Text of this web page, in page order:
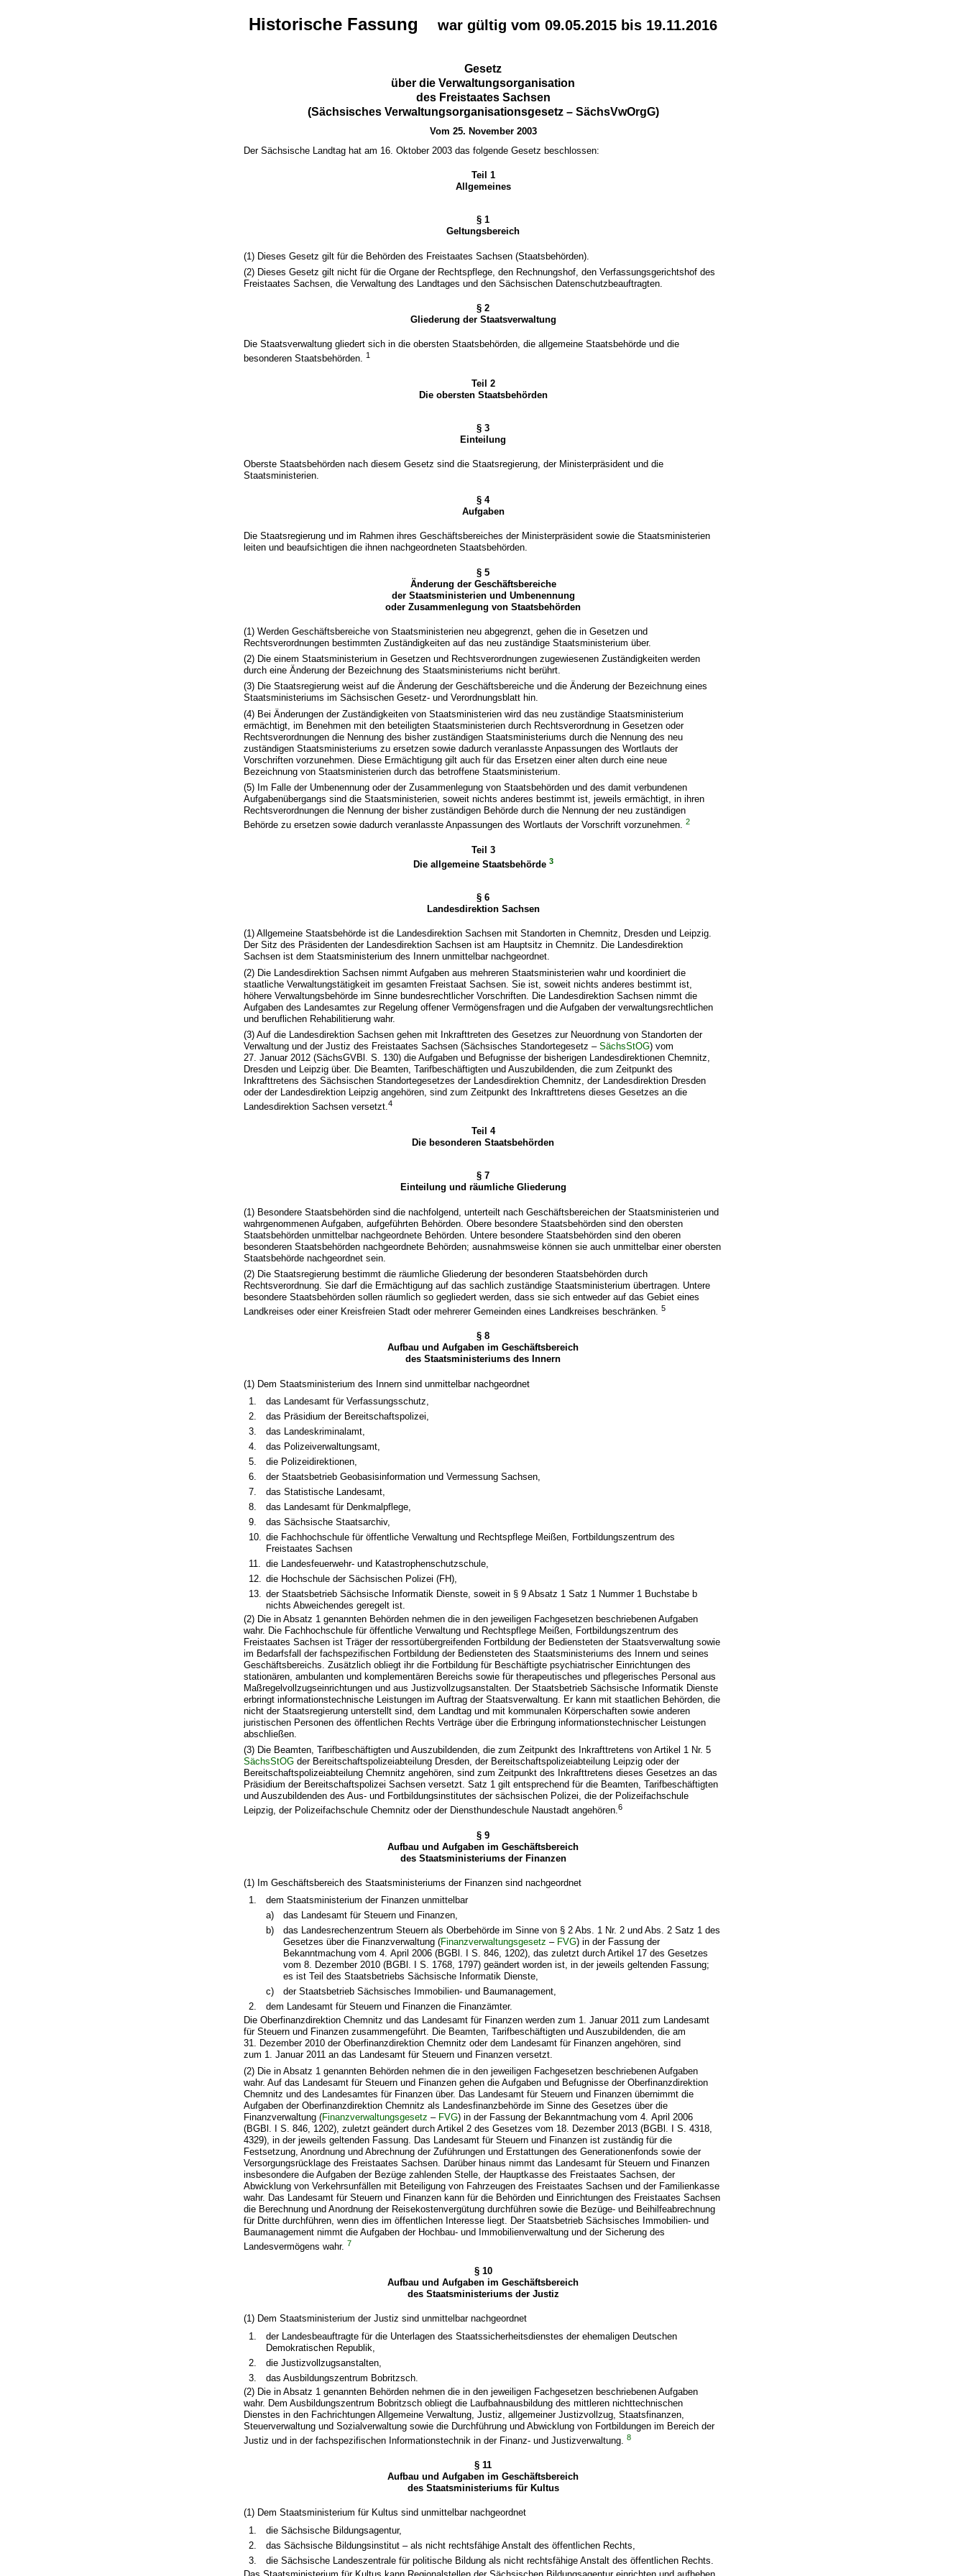
Historische Fassung war gültig vom 09.05.2015 bis 19.11.2016
Gesetz
über die Verwaltungsorganisation
des Freistaates Sachsen
(Sächsisches Verwaltungsorganisationsgesetz – SächsVwOrgG)
Vom 25. November 2003
Der Sächsische Landtag hat am 16. Oktober 2003 das folgende Gesetz beschlossen:
Teil 1
Allgemeines
§ 1
Geltungsbereich
(1) Dieses Gesetz gilt für die Behörden des Freistaates Sachsen (Staatsbehörden).
(2) Dieses Gesetz gilt nicht für die Organe der Rechtspflege, den Rechnungshof, den Verfassungsgerichtshof des
Freistaates Sachsen, die Verwaltung des Landtages und den Sächsischen Datenschutzbeauftragten.
§ 2
Gliederung der Staatsverwaltung
Die Staatsverwaltung gliedert sich in die obersten Staatsbehörden, die allgemeine Staatsbehörde und die
besonderen Staatsbehörden.1
Teil 2
Die obersten Staatsbehörden
§ 3
Einteilung
Oberste Staatsbehörden nach diesem Gesetz sind die Staatsregierung, der Ministerpräsident und die
Staatsministerien.
§ 4
Aufgaben
Die Staatsregierung und im Rahmen ihres Geschäftsbereiches der Ministerpräsident sowie die Staatsministerien
leiten und beaufsichtigen die ihnen nachgeordneten Staatsbehörden.
§ 5
Änderung der Geschäftsbereiche
der Staatsministerien und Umbenennung
oder Zusammenlegung von Staatsbehörden
(1) Werden Geschäftsbereiche von Staatsministerien neu abgegrenzt, gehen die in Gesetzen und
Rechtsverordnungen bestimmten Zuständigkeiten auf das neu zuständige Staatsministerium über.
(2) Die einem Staatsministerium in Gesetzen und Rechtsverordnungen zugewiesenen Zuständigkeiten werden
durch eine Änderung der Bezeichnung des Staatsministeriums nicht berührt.
(3) Die Staatsregierung weist auf die Änderung der Geschäftsbereiche und die Änderung der Bezeichnung eines
Staatsministeriums im Sächsischen Gesetz- und Verordnungsblatt hin.
(4) Bei Änderungen der Zuständigkeiten von Staatsministerien wird das neu zuständige Staatsministerium
ermächtigt, im Benehmen mit den beteiligten Staatsministerien durch Rechtsverordnung in Gesetzen oder
Rechtsverordnungen die Nennung des bisher zuständigen Staatsministeriums durch die Nennung des neu
zuständigen Staatsministeriums zu ersetzen sowie dadurch veranlasste Anpassungen des Wortlauts der
Vorschriften vorzunehmen. Diese Ermächtigung gilt auch für das Ersetzen einer alten durch eine neue
Bezeichnung von Staatsministerien durch das betroffene Staatsministerium.
(5) Im Falle der Umbenennung oder der Zusammenlegung von Staatsbehörden und des damit verbundenen
Aufgabenübergangs sind die Staatsministerien, soweit nichts anderes bestimmt ist, jeweils ermächtigt, in ihren
Rechtsverordnungen die Nennung der bisher zuständigen Behörde durch die Nennung der neu zuständigen
Behörde zu ersetzen sowie dadurch veranlasste Anpassungen des Wortlauts der Vorschrift vorzunehmen.2
Teil 3
Die allgemeine Staatsbehörde 3
§ 6
Landesdirektion Sachsen
(1) Allgemeine Staatsbehörde ist die Landesdirektion Sachsen mit Standorten in Chemnitz, Dresden und Leipzig.
Der Sitz des Präsidenten der Landesdirektion Sachsen ist am Hauptsitz in Chemnitz. Die Landesdirektion
Sachsen ist dem Staatsministerium des Innern unmittelbar nachgeordnet.
(2) Die Landesdirektion Sachsen nimmt Aufgaben aus mehreren Staatsministerien wahr und koordiniert die
staatliche Verwaltungstätigkeit im gesamten Freistaat Sachsen. Sie ist, soweit nichts anderes bestimmt ist,
höhere Verwaltungsbehörde im Sinne bundesrechtlicher Vorschriften. Die Landesdirektion Sachsen nimmt die
Aufgaben des Landesamtes zur Regelung offener Vermögensfragen und die Aufgaben der verwaltungsrechtlichen
und beruflichen Rehabilitierung wahr.
(3) Auf die Landesdirektion Sachsen gehen mit Inkrafttreten des Gesetzes zur Neuordnung von Standorten der
Verwaltung und der Justiz des Freistaates Sachsen (Sächsisches Standortegesetz –SächsStOG) vom
27. Januar 2012 (SächsGVBl. S. 130) die Aufgaben und Befugnisse der bisherigen Landesdirektionen Chemnitz,
Dresden und Leipzig über. Die Beamten, Tarifbeschäftigten und Auszubildenden, die zum Zeitpunkt des
Inkrafttretens des Sächsischen Standortegesetzes der Landesdirektion Chemnitz, der Landesdirektion Dresden
oder der Landesdirektion Leipzig angehören, sind zum Zeitpunkt des Inkrafttretens dieses Gesetzes an die
Landesdirektion Sachsen versetzt.4
Teil 4
Die besonderen Staatsbehörden
§ 7
Einteilung und räumliche Gliederung
(1) Besondere Staatsbehörden sind die nachfolgend, unterteilt nach Geschäftsbereichen der Staatsministerien und
wahrgenommenen Aufgaben, aufgeführten Behörden. Obere besondere Staatsbehörden sind den obersten
Staatsbehörden unmittelbar nachgeordnete Behörden. Untere besondere Staatsbehörden sind den oberen
besonderen Staatsbehörden nachgeordnete Behörden; ausnahmsweise können sie auch unmittelbar einer obersten
Staatsbehörde nachgeordnet sein.
(2) Die Staatsregierung bestimmt die räumliche Gliederung der besonderen Staatsbehörden durch
Rechtsverordnung. Sie darf die Ermächtigung auf das sachlich zuständige Staatsministerium übertragen. Untere
besondere Staatsbehörden sollen räumlich so gegliedert werden, dass sie sich entweder auf das Gebiet eines
Landkreises oder einer Kreisfreien Stadt oder mehrerer Gemeinden eines Landkreises beschränken.5
§ 8
Aufbau und Aufgaben im Geschäftsbereich
des Staatsministeriums des Innern
(1) Dem Staatsministerium des Innern sind unmittelbar nachgeordnet
1.
das Landesamt für Verfassungsschutz,
2.
das Präsidium der Bereitschaftspolizei,
3.
das Landeskriminalamt,
4.
das Polizeiverwaltungsamt,
5.
die Polizeidirektionen,
6.
der Staatsbetrieb Geobasisinformation und Vermessung Sachsen,
7.
das Statistische Landesamt,
8.
das Landesamt für Denkmalpflege,
9.
das Sächsische Staatsarchiv,
10.
die Fachhochschule für öffentliche Verwaltung und Rechtspflege Meißen, Fortbildungszentrum des
Freistaates Sachsen
11.
die Landesfeuerwehr- und Katastrophenschutzschule,
12.
die Hochschule der Sächsischen Polizei (FH),
13.
der Staatsbetrieb Sächsische Informatik Dienste, soweit in § 9 Absatz 1 Satz 1 Nummer 1 Buchstabe b
nichts Abweichendes geregelt ist.
(2) Die in Absatz 1 genannten Behörden nehmen die in den jeweiligen Fachgesetzen beschriebenen Aufgaben
wahr. Die Fachhochschule für öffentliche Verwaltung und Rechtspflege Meißen, Fortbildungszentrum des
Freistaates Sachsen ist Träger der ressortübergreifenden Fortbildung der Bediensteten der Staatsverwaltung sowie
im Bedarfsfall der fachspezifischen Fortbildung der Bediensteten des Staatsministeriums des Innern und seines
Geschäftsbereichs. Zusätzlich obliegt ihr die Fortbildung für Beschäftigte psychiatrischer Einrichtungen des
stationären, ambulanten und komplementären Bereichs sowie für therapeutisches und pflegerisches Personal aus
Maßregelvollzugseinrichtungen und aus Justizvollzugsanstalten. Der Staatsbetrieb Sächsische Informatik Dienste
erbringt informationstechnische Leistungen im Auftrag der Staatsverwaltung. Er kann mit staatlichen Behörden, die
nicht der Staatsregierung unterstellt sind, dem Landtag und mit kommunalen Körperschaften sowie anderen
juristischen Personen des öffentlichen Rechts Verträge über die Erbringung informationstechnischer Leistungen
abschließen.
(3) Die Beamten, Tarifbeschäftigten und Auszubildenden, die zum Zeitpunkt des Inkrafttretens von Artikel 1 Nr. 5
SächsStOG der Bereitschaftspolizeiabteilung Dresden, der Bereitschaftspolizeiabteilung Leipzig oder der
Bereitschaftspolizeiabteilung Chemnitz angehören, sind zum Zeitpunkt des Inkrafttretens dieses Gesetzes an das
Präsidium der Bereitschaftspolizei Sachsen versetzt. Satz 1 gilt entsprechend für die Beamten, Tarifbeschäftigten
und Auszubildenden des Aus- und Fortbildungsinstitutes der sächsischen Polizei, die der Polizeifachschule
Leipzig, der Polizeifachschule Chemnitz oder der Diensthundeschule Naustadt angehören.6
§ 9
Aufbau und Aufgaben im Geschäftsbereich
des Staatsministeriums der Finanzen
(1) Im Geschäftsbereich des Staatsministeriums der Finanzen sind nachgeordnet
1.
dem Staatsministerium der Finanzen unmittelbar
a)
das Landesamt für Steuern und Finanzen,
b)
das Landesrechenzentrum Steuern als Oberbehörde im Sinne von § 2 Abs. 1 Nr. 2 und Abs. 2 Satz 1 des
Gesetzes über die Finanzverwaltung (Finanzverwaltungsgesetz– FVG) in der Fassung der
Bekanntmachung vom 4. April 2006 (BGBl. I S. 846, 1202), das zuletzt durch Artikel 17 des Gesetzes
vom 8. Dezember 2010 (BGBl. I S. 1768, 1797) geändert worden ist, in der jeweils geltenden Fassung;
es ist Teil des Staatsbetriebs Sächsische Informatik Dienste,
c)
der Staatsbetrieb Sächsisches Immobilien- und Baumanagement,
2.
dem Landesamt für Steuern und Finanzen die Finanzämter.
Die Oberfinanzdirektion Chemnitz und das Landesamt für Finanzen werden zum 1. Januar 2011 zum Landesamt
für Steuern und Finanzen zusammengeführt. Die Beamten, Tarifbeschäftigten und Auszubildenden, die am
31. Dezember 2010 der Oberfinanzdirektion Chemnitz oder dem Landesamt für Finanzen angehören, sind
zum 1. Januar 2011 an das Landesamt für Steuern und Finanzen versetzt.
(2) Die in Absatz 1 genannten Behörden nehmen die in den jeweiligen Fachgesetzen beschriebenen Aufgaben
wahr. Auf das Landesamt für Steuern und Finanzen gehen die Aufgaben und Befugnisse der Oberfinanzdirektion
Chemnitz und des Landesamtes für Finanzen über. Das Landesamt für Steuern und Finanzen übernimmt die
Aufgaben der Oberfinanzdirektion Chemnitz als Landesfinanzbehörde im Sinne des Gesetzes über die
Finanzverwaltung (Finanzverwaltungsgesetz– FVG) in der Fassung der Bekanntmachung vom 4. April 2006
(BGBl. I S. 846, 1202), zuletzt geändert durch Artikel 2 des Gesetzes vom 18. Dezember 2013 (BGBl. I S. 4318,
4329), in der jeweils geltenden Fassung. Das Landesamt für Steuern und Finanzen ist zuständig für die
Festsetzung, Anordnung und Abrechnung der Zuführungen und Erstattungen des Generationenfonds sowie der
Versorgungsrücklage des Freistaates Sachsen. Darüber hinaus nimmt das Landesamt für Steuern und Finanzen
insbesondere die Aufgaben der Bezüge zahlenden Stelle, der Hauptkasse des Freistaates Sachsen, der
Abwicklung von Verkehrsunfällen mit Beteiligung von Fahrzeugen des Freistaates Sachsen und der Familienkasse
wahr. Das Landesamt für Steuern und Finanzen kann für die Behörden und Einrichtungen des Freistaates Sachsen
die Berechnung und Anordnung der Reisekostenvergütung durchführen sowie die Bezüge- und Beihilfeabrechnung
für Dritte durchführen, wenn dies im öffentlichen Interesse liegt. Der Staatsbetrieb Sächsisches Immobilien- und
Baumanagement nimmt die Aufgaben der Hochbau- und Immobilienverwaltung und der Sicherung des
Landesvermögens wahr. 7
§ 10
Aufbau und Aufgaben im Geschäftsbereich
des Staatsministeriums der Justiz
(1) Dem Staatsministerium der Justiz sind unmittelbar nachgeordnet
1.
der Landesbeauftragte für die Unterlagen des Staatssicherheitsdienstes der ehemaligen Deutschen
Demokratischen Republik,
2.
die Justizvollzugsanstalten,
3.
das Ausbildungszentrum Bobritzsch.
(2) Die in Absatz 1 genannten Behörden nehmen die in den jeweiligen Fachgesetzen beschriebenen Aufgaben
wahr. Dem Ausbildungszentrum Bobritzsch obliegt die Laufbahnausbildung des mittleren nichttechnischen
Dienstes in den Fachrichtungen Allgemeine Verwaltung, Justiz, allgemeiner Justizvollzug, Staatsfinanzen,
Steuerverwaltung und Sozialverwaltung sowie die Durchführung und Abwicklung von Fortbildungen im Bereich der
Justiz und in der fachspezifischen Informationstechnik in der Finanz- und Justizverwaltung.8
§ 11
Aufbau und Aufgaben im Geschäftsbereich
des Staatsministeriums für Kultus
(1) Dem Staatsministerium für Kultus sind unmittelbar nachgeordnet
1.
die Sächsische Bildungsagentur,
2.
das Sächsische Bildungsinstitut – als nicht rechtsfähige Anstalt des öffentlichen Rechts,
3.
die Sächsische Landeszentrale für politische Bildung als nicht rechtsfähige Anstalt des öffentlichen Rechts.